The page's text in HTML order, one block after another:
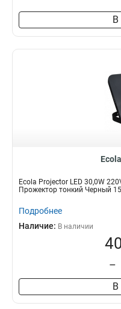
В
Ecola Projector LED 30,0W
Прожектор тонкий Черный
Подробнее
Наличие: В наличии
–
В